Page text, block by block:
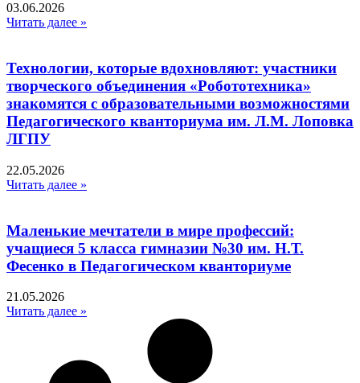
03.06.2026
Читать далее »
Технологии, которые вдохновляют: участники
творческого объединения «Робототехника»
знакомятся с образовательными возможностями
Педагогического кванториума им. Л.М. Лоповка
ЛГПУ
22.05.2026
Читать далее »
Маленькие мечтатели в мире профессий:
учащиеся 5 класса гимназии №30 им. Н.Т.
Фесенко в Педагогическом кванториуме
21.05.2026
Читать далее »